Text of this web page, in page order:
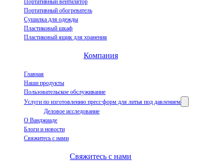
Портативный обогреватель
Сушилка для одежды
Пластиковый шкаф
Пластиковый ящик для хранения
Компания
Главная
Наши продукты
Пользовательское обслуживание
Услуги по изготовлению пресс-форм для литья под давлением
Деловое исследование
О Ванджиаде
Блоги и новости
Свяжитесь с нами
Свяжитесь с нами